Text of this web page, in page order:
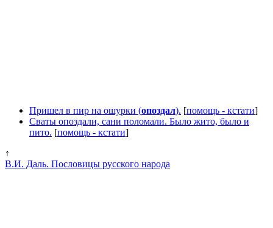
Пришел в пир на ошурки (опоздал). [помощь - кстати]
Сваты опоздали, сани поломали. Было жито, было и
пито. [помощь - кстати]
↑
В.И. Даль. Пословицы русского народа